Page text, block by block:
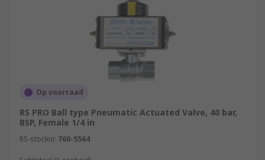
Op voorraad
RS PRO Ball type Pneumatic Actuated Valve, 40 bar,
BSP, Female 1/4 in
RS-stocknr. 760-5564